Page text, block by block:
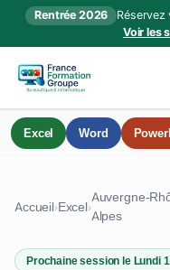
Rentrée 2026
Réservez
Voir les
Excel Word
Accueil›Excel›
Auvergne-
Alpes
Prochaine session le Lundi